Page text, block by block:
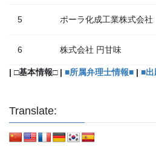
5 ポーラ化成工業株式会社
6 株式会社 円甘味
| □基本情報□ | ■所属弁理士情報■ | ■出
Translate: